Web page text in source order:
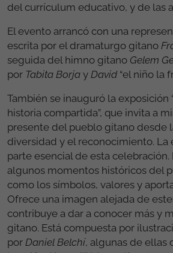
del currículum educativo, y de las
El evento arrancó con una
escrita por el dramaturgo gitano
seguida del himno gitano Gelem
por Tabita Borja y David“el niño la
También se inauguró la exposición
historia compartida”, que invita a
presente del pueblo gitano desde
diversidad y el reconocimiento. La
parte esencial de esta celebración.
algunos momentos históricos del
como los símbolos, valores y
Ofrece una imagen alejada de
contribuye a dar a conocer más y
gitano. Está compuesta por
por Daniel Belchí, algunas de ellas